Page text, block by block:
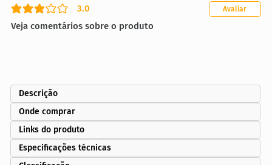
3.0
classificação média é 3 de 5
Veja comentários sobre o produto
Avaliar
Descrição
Onde comprar
Links do produto
Especificações técnicas